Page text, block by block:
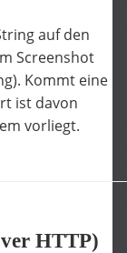
auf den
Screenshot
Kommt eine
ist davon
vorliegt.
HTTP)